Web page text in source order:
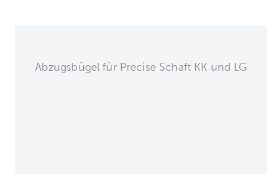
Abzugsbügel für Precise Schaft KK und LG